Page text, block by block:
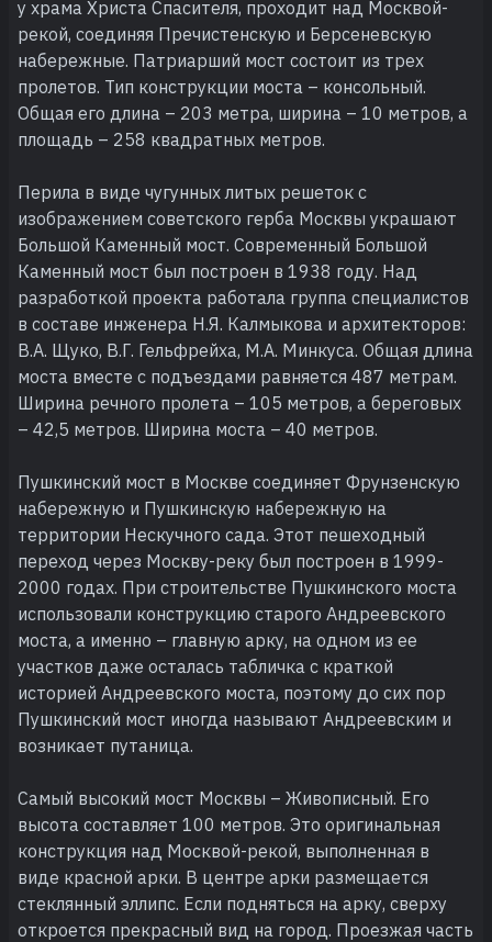
у храма Христа Спасителя, проходит над Москвой-
рекой, соединяя Пречистенскую и Берсеневскую
набережные. Патриарший мост состоит из трех
пролетов. Тип конструкции моста – консольный.
Общая его длина – 203 метра, ширина – 10 метров, а
площадь – 258 квадратных метров.
Перила в виде чугунных литых решеток с
изображением советского герба Москвы украшают
Большой Каменный мост. Современный Большой
Каменный мост был построен в 1938 году. Над
разработкой проекта работала группа специалистов
в составе инженера Н.Я. Калмыкова и архитекторов:
В.А. Щуко, В.Г. Гельфрейха, М.А. Минкуса. Общая длина
моста вместе с подъездами равняется 487 метрам.
Ширина речного пролета – 105 метров, а береговых
– 42,5 метров. Ширина моста – 40 метров.
Пушкинский мост в Москве соединяет Фрунзенскую
набережную и Пушкинскую набережную на
территории Нескучного сада. Этот пешеходный
переход через Москву-реку был построен в 1999-
2000 годах. При строительстве Пушкинского моста
использовали конструкцию старого Андреевского
моста, а именно – главную арку, на одном из ее
участков даже осталась табличка с краткой
историей Андреевского моста, поэтому до сих пор
Пушкинский мост иногда называют Андреевским и
возникает путаница.
Самый высокий мост Москвы – Живописный. Его
высота составляет 100 метров. Это оригинальная
конструкция над Москвой-рекой, выполненная в
виде красной арки. В центре арки размещается
стеклянный эллипс. Если подняться на арку, сверху
откроется прекрасный вид на город. Проезжая часть